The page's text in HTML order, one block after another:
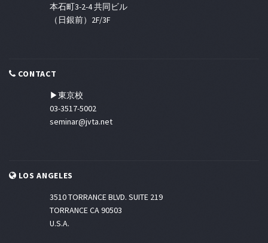
本石町3-2-4 共同ビル
（日銀前）2F/3F
CONTACT
▶東京校
03-3517-5002
seminar@jvta.net
LOS ANGELES
3510 TORRANCE BLVD. SUITE 219
TORRANCE CA 90503
U.S.A.